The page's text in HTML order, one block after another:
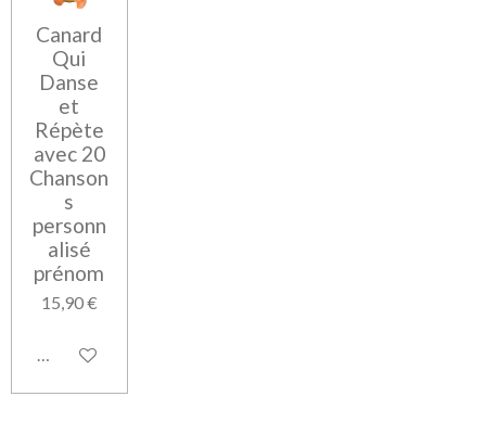
Canard
Qui
Danse
et
Répète
avec 20
Chanson
s
personn
alisé
prénom
15,90 €
Voir les détails